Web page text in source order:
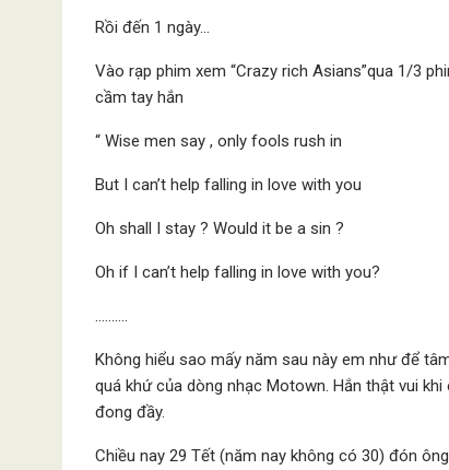
Rồi đến 1 ngày…
Vào rạp phim xem “Crazy rich Asians”qua 1/3
cầm tay hắn
“ Wise men say , only fools rush in
But I can’t help falling in love with you
Oh shall I stay ? Would it be a sin ?
Oh if I can’t help falling in love with you?
……….
Không hiểu sao mấy năm sau này em như để
quá khứ của dòng nhạc Motown. Hắn thật vui
đong đầy.
Chiều nay 29 Tết (năm nay không có 30) đón